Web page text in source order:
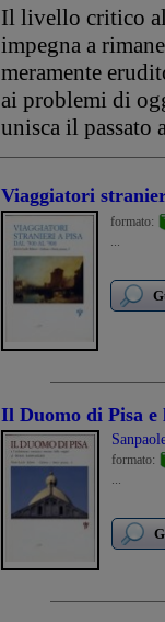
Il livello critico al
impegna a
meramente
ai problemi di
unisca il passato
Viaggiatori
formato:
...
Il Duomo di Pisa
formato:
...